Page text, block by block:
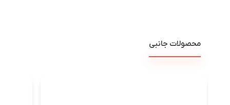
محصولات جانبی